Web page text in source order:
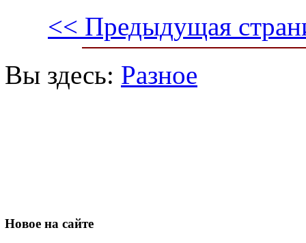
<< Предыдущая
Вы здесь: Разное
Новое на сайте